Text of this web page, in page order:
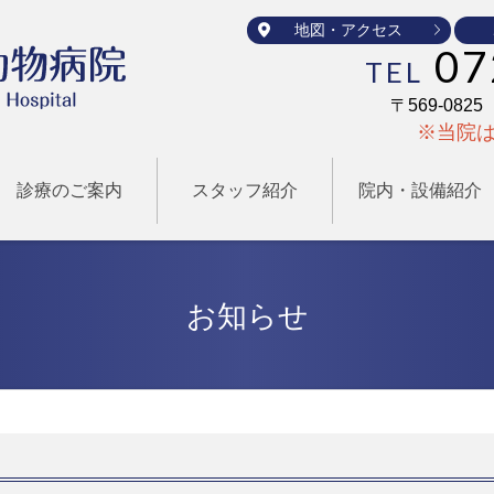
地図・アクセス
TEL
〒569-0825
※当院
診療のご案内 スタッフ紹介 院内・設備紹介
お知らせ